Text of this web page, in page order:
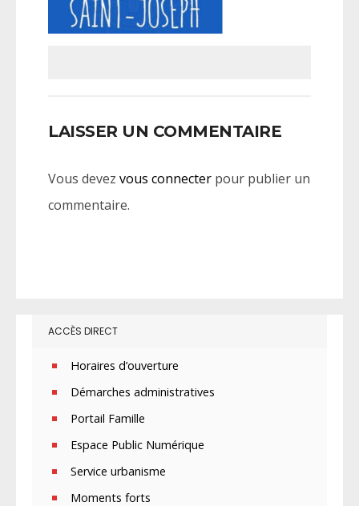
LAISSER UN COMMENTAIRE
Vous devez vous connecter pour publier un
commentaire.
ACCÈS DIRECT
Horaires d’ouverture
Démarches administratives
Portail Famille
Espace Public Numérique
Service urbanisme
Moments forts